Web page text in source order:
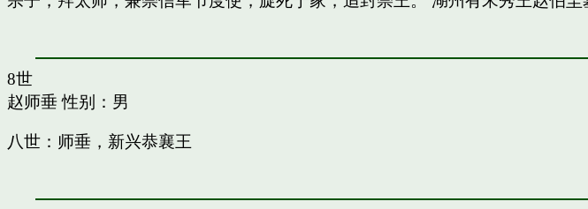
8世
赵师垂性别：男
八世：师垂，新兴恭襄王